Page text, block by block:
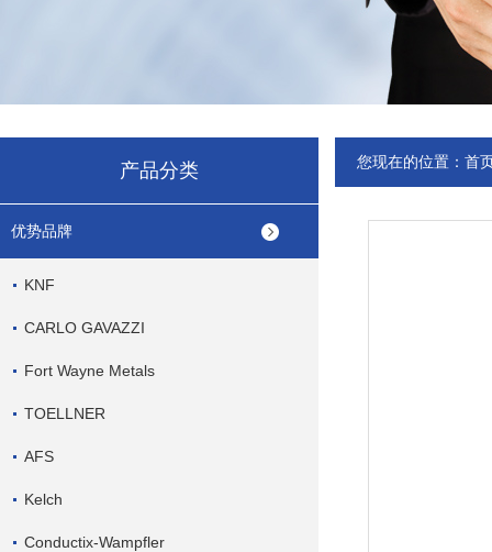
产品分类
优势品牌
KNF
CARLO GAVAZZI
Fort Wayne Metals
TOELLNER
AFS
Kelch
Conductix-Wampfler
您现在的位置： 首